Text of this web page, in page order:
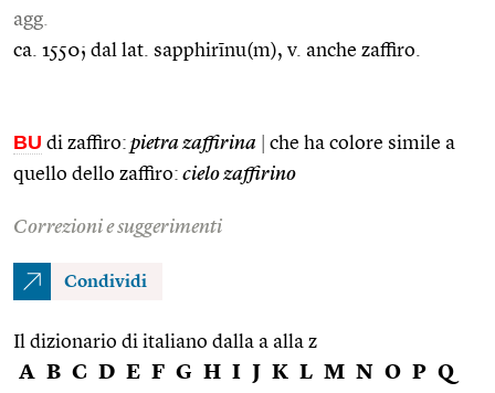
agg.
ca. 1550; dal lat. sapphirīnu(m), v. anche zaffiro.
BU di zaffiro: pietra zaffirina
che ha colore simile a
quello dello zaffiro: cielo zaffirino
Correzioni e suggerimenti
Condividi
Il dizionario di italiano dalla a alla z
A B C D E F G H I J K L M N O P Q